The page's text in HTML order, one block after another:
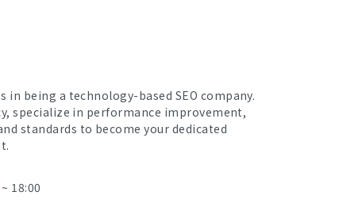
in being a technology-based SEO company.
specialize in performance improvement,
standards to become your dedicated
18:00